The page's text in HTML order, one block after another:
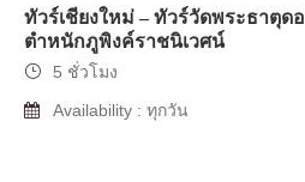
ทัวร์เชียงใหม่ – ทัวร์วัดพระธาตุด
ตำหนักภูพิงค์ราชนิเวศน์
5 ชั่วโมง
Availability : ทุกวัน